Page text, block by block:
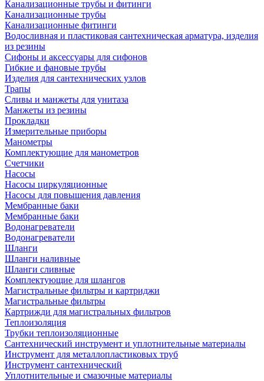
Канализационные трубы и фитинги
Канализационные трубы
Канализационные фитинги
Водосливная и пластиковая сантехническая арматура, изделия
из резины
Сифоны и аксессуары для сифонов
Гибкие и фановые трубы
Изделия для сантехнических узлов
Трапы
Сливы и манжеты для унитаза
Манжеты из резины
Прокладки
Измерительные приборы
Манометры
Комплектующие для манометров
Счетчики
Насосы
Насосы циркуляционные
Насосы для повышения давления
Мембранные баки
Мембранные баки
Водонагреватели
Водонагреватели
Шланги
Шланги наливные
Шланги сливные
Комплектующие для шлангов
Магистральные фильтры и картриджи
Магистральные фильтры
Картрижди для магистральных фильтров
Теплоизоляция
Трубки теплоизоляционные
Сантехнический инструмент и уплотнительные материалы
Инструмент для металлопластиковых труб
Инструмент сантехнический
Уплотнительные и смазочные материалы